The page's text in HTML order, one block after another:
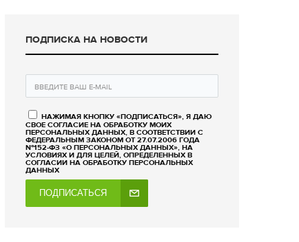
ПОДПИСКА НА НОВОСТИ
НАЖИМАЯ КНОПКУ «ПОДПИСАТЬСЯ», Я ДАЮ
СВОЕ СОГЛАСИЕ НА ОБРАБОТКУ МОИХ
ПЕРСОНАЛЬНЫХ ДАННЫХ, В СООТВЕТСТВИИ С
ФЕДЕРАЛЬНЫМ ЗАКОНОМ ОТ 27.07.2006 ГОДА
№152-ФЗ «О ПЕРСОНАЛЬНЫХ ДАННЫХ», НА
УСЛОВИЯХ И ДЛЯ ЦЕЛЕЙ, ОПРЕДЕЛЕННЫХ В
СОГЛАСИИ НА ОБРАБОТКУ ПЕРСОНАЛЬНЫХ
ДАННЫХ
ПОДПИСАТЬСЯ